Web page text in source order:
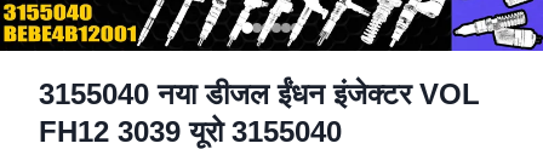
3155040 नया डीजल ईंधन इंजेक्टर VOL
FH12 3039 यूरो 3155040